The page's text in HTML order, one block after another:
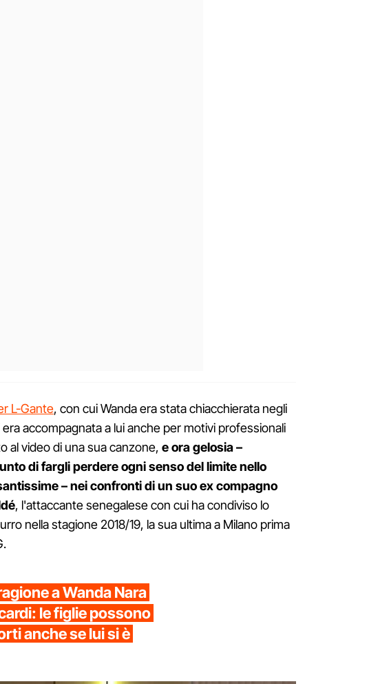
L-Gante, con cui Wanda era stata chiacchierata negli
era accompagnata a lui anche per motivi professionali
al video di una sua canzone, e ora gelosia –
di fargli perdere ogni senso del limite nello
– nei confronti di un suo ex compagno
, l'attaccante senegalese con cui ha condiviso lo
nella stagione 2018/19, la sua ultima a Milano prima
a Wanda Nara
le figlie possono
anche se lui si è